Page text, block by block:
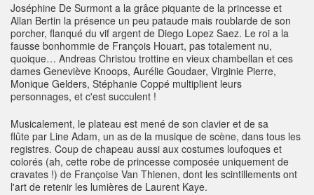
Joséphine De Surmont a la grâce piquante de la princesse et
Allan Bertin la présence un peu pataude mais roublarde de son
porcher, flanqué du vif argent de Diego Lopez Saez. Le roi a la
fausse bonhommie de François Houart, pas totalement nu,
quoique… Andreas Christou trottine en vieux chambellan et ces
dames Geneviève Knoops, Aurélie Goudaer, Virginie Pierre,
Monique Gelders, Stéphanie Coppé multiplient leurs
personnages, et c'est succulent !
Musicalement, le plateau est mené de son clavier et de sa
flûte par Line Adam, un as de la musique de scène, dans tous les
registres. Coup de chapeau aussi aux costumes loufoques et
colorés (ah, cette robe de princesse composée uniquement de
cravates !) de Françoise Van Thienen, dont les scintillements ont
l'art de retenir les lumières de Laurent Kaye.